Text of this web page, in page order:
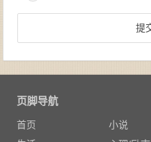
页脚导航
首页 小说